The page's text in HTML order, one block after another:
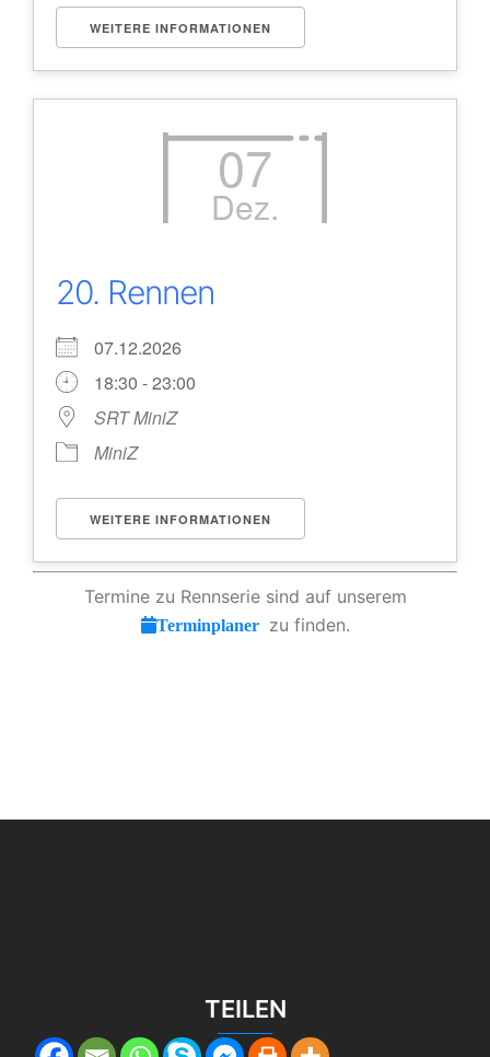
WEITERE INFORMATIONEN
07
Dez.
20. Rennen
07.12.2026
18:30 - 23:00
SRT MiniZ
MiniZ
WEITERE INFORMATIONEN
Termine zu Rennserie sind auf unserem
Terminplaner zu finden.
TEILEN